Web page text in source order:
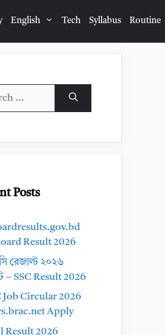
English Tech Syllabus Routine
Posts
Result 2026
রেজাল্ট ২০২৬
– SSC Result 2026
Job Circular 2026
Apply
Result 2026